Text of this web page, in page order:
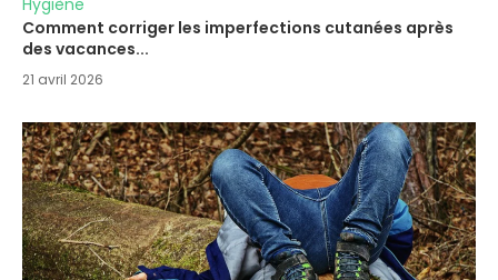
Comment corriger les imperfections cutanées après
des vacances...
21 avril 2026